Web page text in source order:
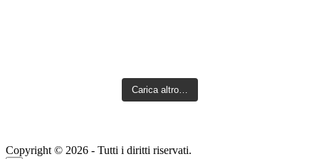
Carica altro…
Copyright © 2026 - Tutti i diritti riservati.